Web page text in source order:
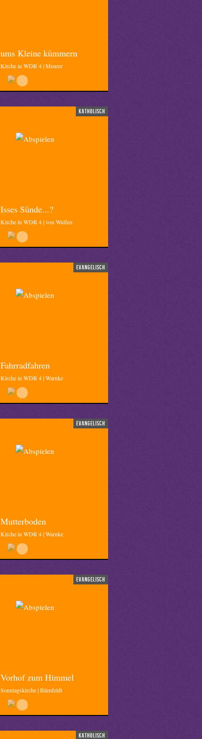
ums Kleine kümmern
Kirche in WDR 4 | Meurer
katholisch
Isses Sünde...?
Kirche in WDR 4 | von Wulfen
evangelisch
Fahrradfahren
Kirche in WDR 4 | Warnke
evangelisch
Mutterboden
Kirche in WDR 4 | Warnke
evangelisch
Vorhof zum Himmel
Sonntagskirche | Ihlenfeldt
katholisch